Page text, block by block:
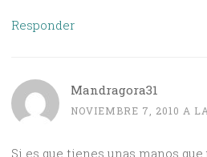
Responder
Mandragora31
NOVIEMBRE 7, 2010 A
Si es que tienes unas manos